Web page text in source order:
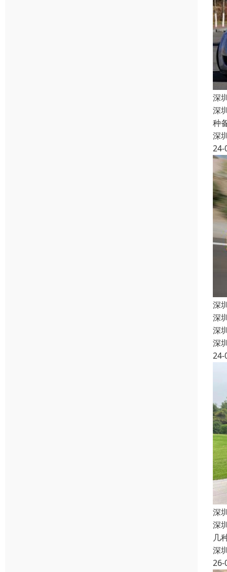
深
深
种
深
24-
深
深
深
深
24-
深
深
几
深
26-